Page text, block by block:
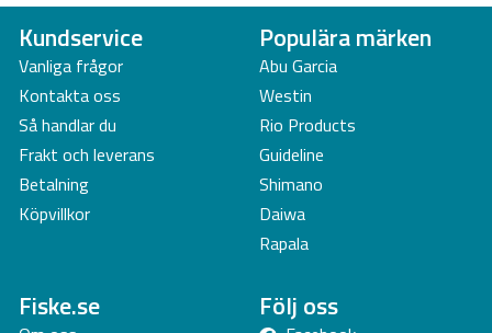
Kundservice
Vanliga frågor
Kontakta oss
Så handlar du
Frakt och leverans
Betalning
Köpvillkor
Populära märken
Abu Garcia
Westin
Rio Products
Guideline
Shimano
Daiwa
Rapala
Fiske.se Följ oss